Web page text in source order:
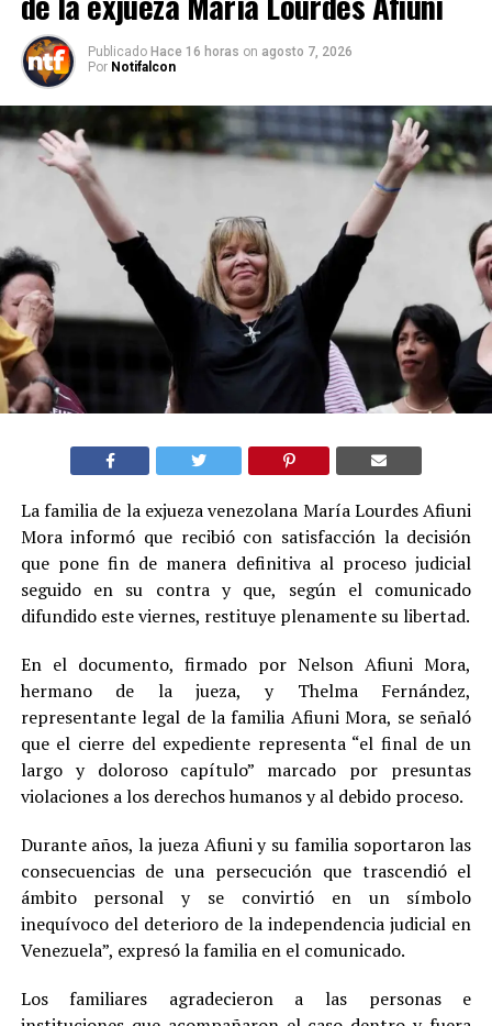
Publicado Hace 16 horas on agosto 7, 2026
Por Notifalcon
La familia de la exjueza venezolana María Lourdes Afiuni
Mora informó que recibió con satisfacción la decisión
que pone fin de manera definitiva al proceso judicial
seguido en su contra y que, según el comunicado
difundido este viernes, restituye plenamente su libertad.
En el documento, firmado por Nelson Afiuni Mora,
hermano de la jueza, y Thelma Fernández,
representante legal de la familia Afiuni Mora, se señaló
que el cierre del expediente representa “el final de un
largo y doloroso capítulo” marcado por presuntas
violaciones a los derechos humanos y al debido proceso.
Durante años, la jueza Afiuni y su familia soportaron las
consecuencias de una persecución que trascendió el
ámbito personal y se convirtió en un símbolo
inequívoco del deterioro de la independencia judicial en
Venezuela”, expresó la familia en el comunicado.
Los familiares agradecieron a las personas e